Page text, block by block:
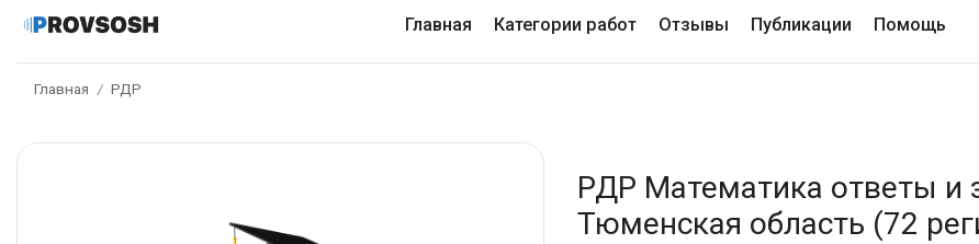
Главная Категории работ Отзывы Публикации Помощь
Главная / РДР
РДР Математика ответы и
Тюменская область (72